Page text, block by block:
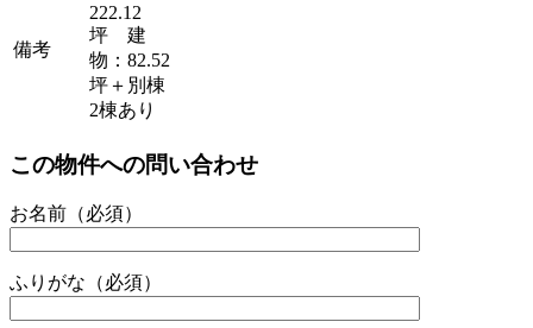
備考
222.12
坪 建
物：82.52
坪＋別棟
2棟あり
この物件への問い合わせ
お名前（必須）
ふりがな（必須）